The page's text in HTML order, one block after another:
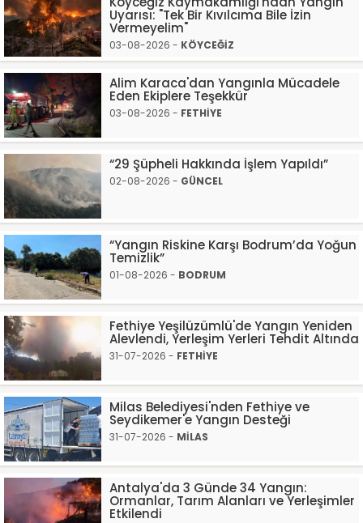
Uyarısı: "Tek Bir Kıvılcıma Bile İzin
Vermeyelim"
03-08-2026 - KÖYCEĞİZ
Alim Karaca'dan Yangınla Mücadele
Eden Ekiplere Teşekkür
03-08-2026 - FETHİYE
“29 Şüpheli Hakkında İşlem Yapıldı”
02-08-2026 - GÜNCEL
“Yangın Riskine Karşı Bodrum’da Yoğun
Temizlik”
01-08-2026 - BODRUM
Fethiye Yeşilüzümlü'de Yangın Yeniden
Alevlendi, Yerleşim Yerleri Tehdit Altında
31-07-2026 - FETHİYE
Milas Belediyesi'nden Fethiye ve
Seydikemer'e Yangın Desteği
31-07-2026 - MİLAS
Antalya'da 3 Günde 34 Yangın:
Ormanlar, Tarım Alanları ve Yerleşimler
Etkilendi